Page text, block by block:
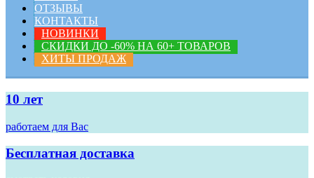
ОТЗЫВЫ
КОНТАКТЫ
НОВИНКИ
СКИДКИ ДО -60% НА 60+ ТОВАРОВ
ХИТЫ ПРОДАЖ
10 лет
работаем для Вас
Бесплатная доставка